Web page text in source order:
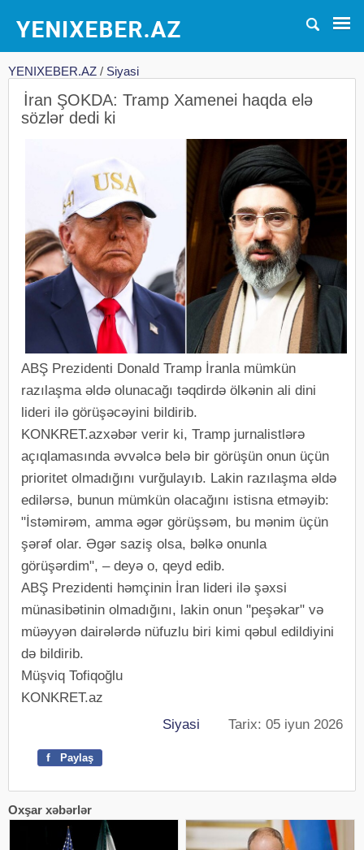
YENIXEBER.AZ / Siyasi
İran ŞOKDA: Tramp Xamenei haqda elə
sözlər dedi ki
ABŞ Prezidenti Donald Tramp İranla mümkün
razılaşma əldə olunacağı təqdirdə ölkənin ali dini
lideri ilə görüşəcəyini bildirib.
KONKRET.azxəbər verir ki, Tramp jurnalistlərə
açıqlamasında əvvəlcə belə bir görüşün onun üçün
prioritet olmadığını vurğulayıb. Lakin razılaşma əldə
edilərsə, bunun mümkün olacağını istisna etməyib:
"İstəmirəm, amma əgər görüşsəm, bu mənim üçün
şərəf olar. Əgər saziş olsa, bəlkə onunla
görüşərdim", – deyə o, qeyd edib.
ABŞ Prezidenti həmçinin İran lideri ilə şəxsi
münasibətinin olmadığını, lakin onun "peşəkar" və
müəyyən dairələrdə nüfuzlu biri kimi qəbul edildiyini
də bildirib.
Müşviq Tofiqoğlu
KONKRET.az
Siyasi Tarix: 05 iyun 2026
f Paylaş
Oxşar xəbərlər